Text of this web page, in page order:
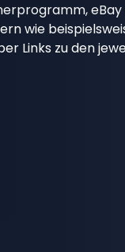
wie
Links zu den